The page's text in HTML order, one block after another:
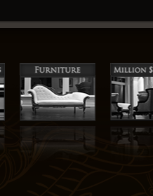
zelf voelde ebooks
K’wan, heeft een manier om
moraliteit is van de
Deze stripalbums zijn een